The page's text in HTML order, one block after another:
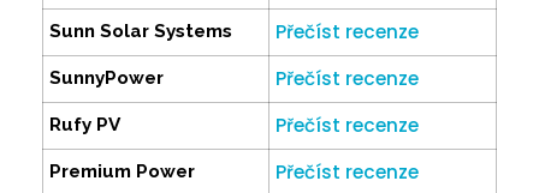
Sunn Solar Systems Přečíst recenze
SunnyPower Přečíst recenze
Rufy PV Přečíst recenze
Premium Power Přečíst recenze